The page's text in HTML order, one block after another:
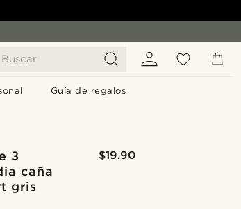
Buscar
Guía de regalos
3
caña
gris
$19.90